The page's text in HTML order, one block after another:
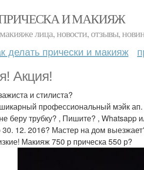
И МАКИЯЖ
лица, новости, отзывы,
делать прически и макияж
Акция!
и стилиста?
профессиональный мэйк ап.
беру трубку? , Пишите? , Whatsapp
30. 12. 2016? Мастер на дом
Макияж 750 р прическа 550 р?